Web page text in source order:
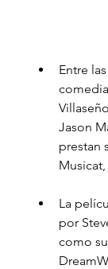
Entre
Jason
prestan
La
por
como